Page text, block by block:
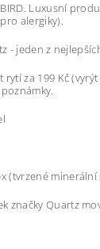
Luxusní
alergiky).
- jeden z
za 199 Kč
(tvrzené
značky Quartz